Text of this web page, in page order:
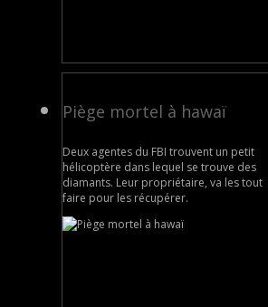
Piège mortel à hawaï
Deux agentes du FBI trouvent un petit
hélicoptère dans lequel se trouve des
diamants. Leur propriétaire, va les tout
faire pour les récupérer.